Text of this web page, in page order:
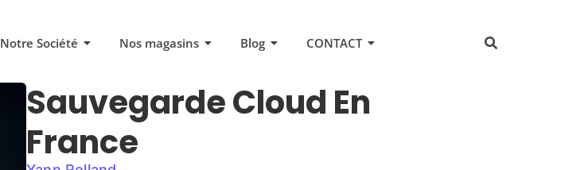
Notre Société Nos magasins Blog CONTACT
Sauvegarde Cloud En
France